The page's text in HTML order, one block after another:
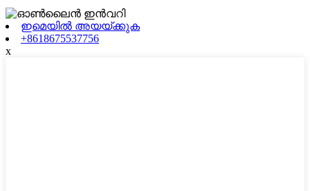
ഇമെയിൽ അയയ്ക്കുക
+8618675537756
x